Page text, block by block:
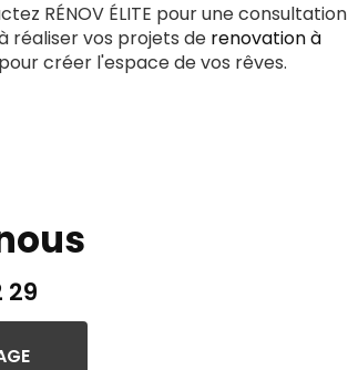
RÉNOV ÉLITE pour une consultation
réaliser vos projets de renovation à
créer l'espace de vos rêves.
29